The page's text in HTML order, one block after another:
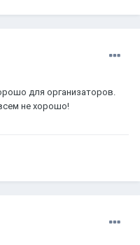
для организаторов.
не хорошо!